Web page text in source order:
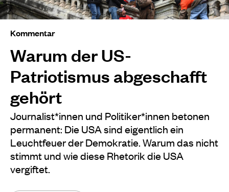
Kommentar
Warum der US-
Patriotismus abgeschafft
gehört
Journalist*innen und Politiker*innen betonen
permanent: Die USA sind eigentlich ein
Leuchtfeuer der Demokratie. Warum das nicht
stimmt und wie diese Rhetorik die USA
vergiftet.